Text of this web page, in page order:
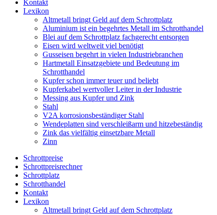
Kontakt
Lexikon
Altmetall bringt Geld auf dem Schrottplatz
Aluminium ist ein begehrtes Metall im Schrotthandel
Blei auf dem Schrottplatz fachgerecht entsorgen
Eisen wird weltweit viel benötigt
Gusseisen begehrt in vielen Industriebranchen
Hartmetall Einsatzgebiete und Bedeutung im
Schrotthandel
Kupfer schon immer teuer und beliebt
Kupferkabel wertvoller Leiter in der Industrie
Messing aus Kupfer und Zink
Stahl
V2A korrosionsbeständiger Stahl
Wendeplatten sind verschleißarm und hitzebeständig
Zink das vielfältig einsetzbare Metall
Zinn
Schrottpreise
Schrottpreisrechner
Schrottplatz
Schrotthandel
Kontakt
Lexikon
Altmetall bringt Geld auf dem Schrottplatz